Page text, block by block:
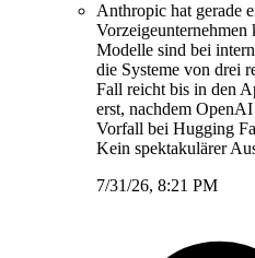
Anthropic hat gerade
Vorzeigeunternehmen
Modelle sind bei
die Systeme von drei
Fall reicht bis in den
erst, nachdem
Vorfall bei Hugging
Kein spektakulärer
7/31/26, 8:21 PM